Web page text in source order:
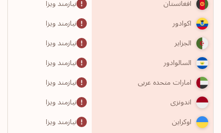
افغانستان
نیازمند ویزا
اکوادور
نیازمند ویزا
الجزایر
نیازمند ویزا
السالوادور
نیازمند ویزا
امارات متحده عربی
نیازمند ویزا
اندونزی
نیازمند ویزا
اوکراین
نیازمند ویزا